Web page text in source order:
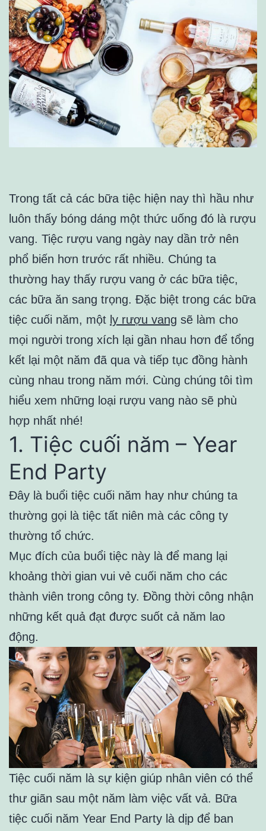
Trong tất cả các bữa tiệc hiện nay thì hầu như
luôn thấy bóng dáng một thức uống đó là rượu
vang. Tiệc rượu vang ngày nay dần trở nên
phổ biến hơn trước rất nhiều. Chúng ta
thường hay thấy rượu vang ở các bữa tiệc,
các bữa ăn sang trọng. Đặc biệt trong các bữa
tiệc cuối năm, một ly rượu vang sẽ làm cho
mọi người trong xích lại gần nhau hơn để tổng
kết lại một năm đã qua và tiếp tục đồng hành
cùng nhau trong năm mới. Cùng chúng tôi tìm
hiểu xem những loại rượu vang nào sẽ phù
hợp nhất nhé!
1. Tiệc cuối năm – Year
End Party
Đây là buổi tiệc cuối năm hay như chúng ta
thường gọi là tiệc tất niên mà các công ty
thường tổ chức.
Mục đích của buổi tiệc này là để mang lại
khoảng thời gian vui vẻ cuối năm cho các
thành viên trong công ty. Đồng thời công nhận
những kết quả đạt được suốt cả năm lao
động.
Tiệc cuối năm là sự kiện giúp nhân viên có thể
thư giãn sau một năm làm việc vất vả. Bữa
tiệc cuối năm Year End Party là dịp để ban